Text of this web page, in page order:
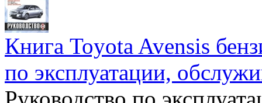
Книга Toyota Avensis
по эксплуатации,